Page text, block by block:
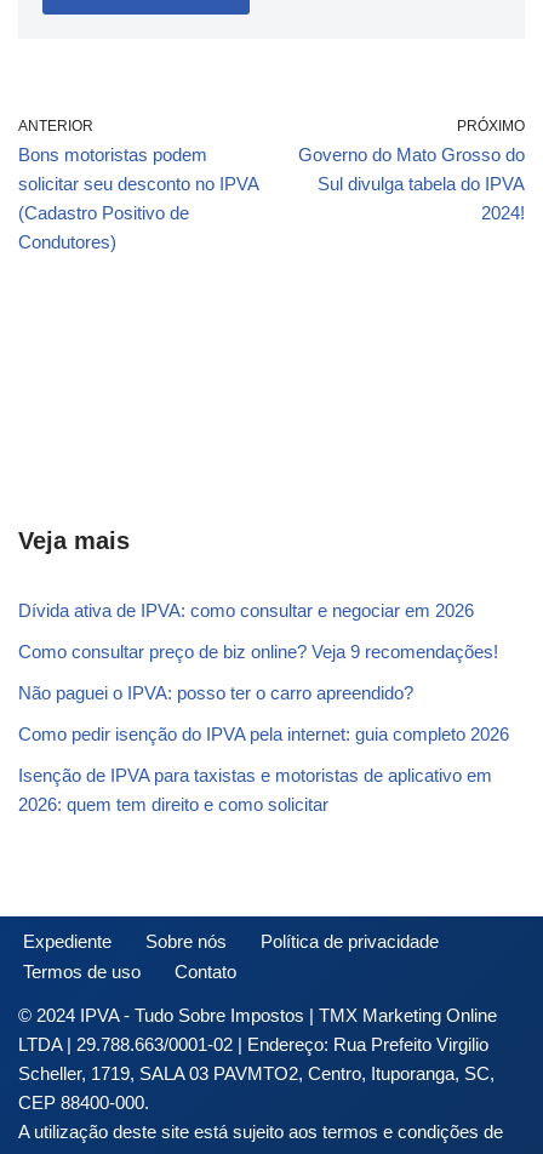
ANTERIOR
Bons motoristas podem
solicitar seu desconto no IPVA
(Cadastro Positivo de
Condutores)
PRÓXIMO
Governo do Mato Grosso do
Sul divulga tabela do IPVA
2024!
Veja mais
Dívida ativa de IPVA: como consultar e negociar em 2026
Como consultar preço de biz online? Veja 9 recomendações!
Não paguei o IPVA: posso ter o carro apreendido?
Como pedir isenção do IPVA pela internet: guia completo 2026
Isenção de IPVA para taxistas e motoristas de aplicativo em
2026: quem tem direito e como solicitar
Expediente Sobre nós
Política de privacidade
Termos de uso
Contato
© 2024 IPVA - Tudo Sobre Impostos | TMX Marketing Online
LTDA | 29.788.663/0001-02 | Endereço: Rua Prefeito Virgilio
Scheller, 1719, SALA 03 PAVMTO2, Centro, Ituporanga, SC,
CEP 88400-000.
A utilização deste site está sujeito aos termos e condições de